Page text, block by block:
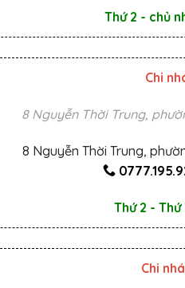
Thứ 2 - chủ
Chi
8 Nguyễn Thời Trung,
8 Nguyễn Thời Trung,
Thứ 2 -
Chi